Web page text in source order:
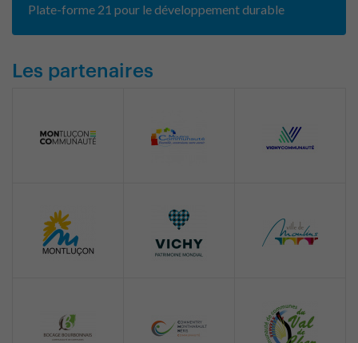
Plate-forme 21 pour le développement durable
Les partenaires